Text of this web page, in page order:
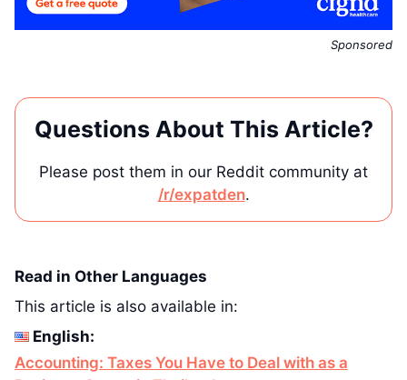
Sponsored
Questions About This Article?
Please post them in our Reddit community at
/r/expatden.
Read in Other Languages
This article is also available in:
English:
Accounting: Taxes You Have to Deal with as a